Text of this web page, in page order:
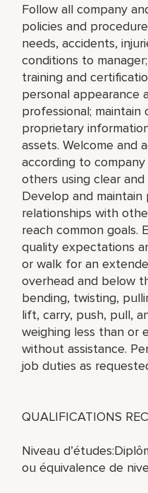
Follow all company
policies and
needs, accidents,
conditions to
training and
personal appearance
professional;
proprietary
assets. Welcome and
according to
others using clear
Develop and maintain
relationships with
reach common goals.
quality expectations
or walk for an
overhead and below
bending, twisting,
lift, carry, push, pull,
weighing less than or
without assistance.
job duties as
QUALIFICATIONS
Niveau
ou équivalence de